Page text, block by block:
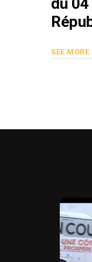
du
SEE MORE